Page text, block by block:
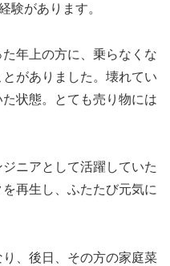
験があります。
年上の方に、乗らなくな
がありました。壊れてい
状態。とても売り物には
ニアとして活躍していた
再生し、ふたたび元気に
、後日、その方の家庭菜